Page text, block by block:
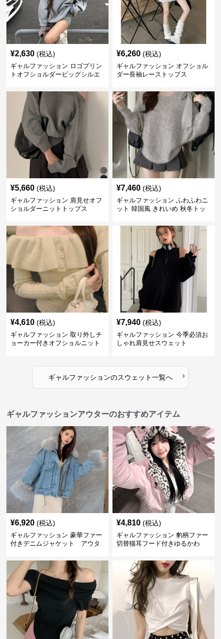
¥2,630 (税込)
ギャルファッション ロゴプリン
トオフショルダービッグシルエ
¥6,260 (税込)
ギャルファッション オフショル
ダー長袖レーストップス
¥5,660 (税込)
ギャルファッション 肩見せオフ
ショルダーニットトップス
¥7,460 (税込)
ギャルファッション ふわふわニ
ット 韓国風 きれいめ 秋冬トッ
¥4,610 (税込)
ギャルファッション 取り外しチ
ョーカー付きオフショルニット
¥7,940 (税込)
ギャルファッション 今季必須お
しゃれ肩見せスウェット
ギャルファッションのスウェット一覧へ ›
ギャルファッションアウターのおすすめアイテム
¥6,920 (税込)
ギャルファッション 豪華ファー
付きデニムジャケット アウタ
¥4,810 (税込)
ギャルファッション 豹柄ファー
切替猫耳フード付きゆるかわ